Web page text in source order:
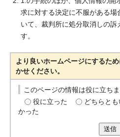
求に対する決定に不服がある
いて、裁判所に処分取消しの訴
す。
より良いホームページにするた
かせください。
このページの情報は役に立ち
役に立った
どちらと
かった
送信